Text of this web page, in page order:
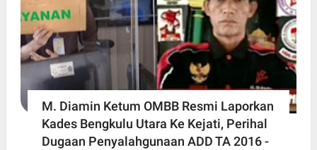
M. Diamin Ketum OMBB Resmi Laporkan
Kades Bengkulu Utara Ke Kejati, Perihal
Dugaan Penyalahgunaan ADD TA 2016 -